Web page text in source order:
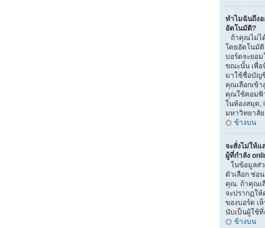
ทำไมฉันถึง
อัตโนมัติ?
ถ้าคุณไม่ไ
โดยอัตโนมั
บอร์ดจะยอ
ขณะนั้น เพื่อ
มาใช้ชื่อบัญ
คุณเลือกเข้
คุณใช้คอมพิ
ในห้องสมุด,
มหาวิทยาลัย
ข้างบน
จะสั่งไม่ให้แ
ผู้ที่กำลัง
ในข้อมูลส่
ตัวเลือก ซ่อ
คุณ. ถ้าคุณเ
จะปรากฏใ
ของบอร์ด เ
นับเป็นผู้ใช้
ข้างบน